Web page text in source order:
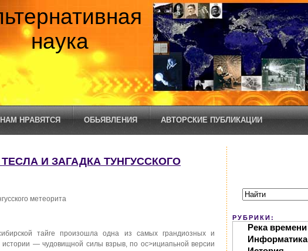
наука
НРАВЯТСЯ ОБЬЯВЛЕНИЯ АВТОРСКИЕ ПУБЛИКАЦИИ
И ЗАГАДКА ТУНГУССКОГО
метеорита
тайге произошла одна из самых грандиозных и
истории — чудовищной силы взрыв, по ос>ициапьной версии
РУБРИКИ:
Река времени
Информатика